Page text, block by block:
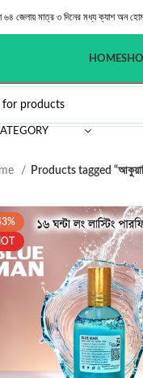
৬৪ জেলায় মাত্র ৩ দিনের মধ্য ক্যাশ অন
HOME
Products tagged